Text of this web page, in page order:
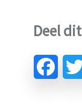
Deel